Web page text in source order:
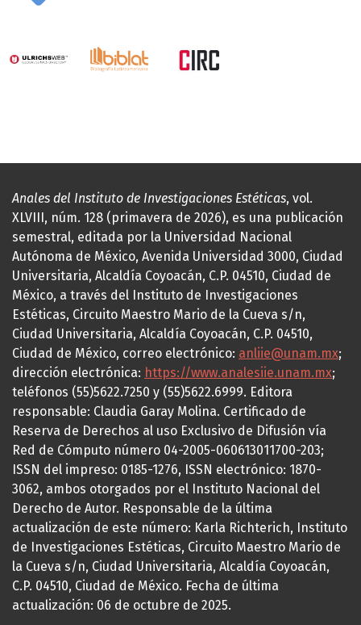
Anales del Instituto de Investigaciones Estéticas, vol.
XLVIII, núm. 128 (primavera de 2026), es una publicación
semestral, editada por la Universidad Nacional
Autónoma de México, Avenida Universidad 3000, Ciudad
Universitaria, Alcaldía Coyoacán, C.P. 04510, Ciudad de
México, a través del Instituto de Investigaciones
Estéticas, Circuito Maestro Mario de la Cueva s/n,
Ciudad Universitaria, Alcaldía Coyoacán, C.P. 04510,
Ciudad de México, correo electrónico: anliie@unam.mx;
dirección electrónica: https://www.analesiie.unam.mx;
teléfonos (55)5622.7250 y (55)5622.6999. Editora
responsable: Claudia Garay Molina. Certificado de
Reserva de Derechos al uso Exclusivo de Difusión vía
Red de Cómputo número 04-2005-060613011700-203;
ISSN del impreso: 0185-1276, ISSN electrónico: 1870-
3062, ambos otorgados por el Instituto Nacional del
Derecho de Autor. Responsable de la última
actualización de este número: Karla Richterich, Instituto
de Investigaciones Estéticas, Circuito Maestro Mario de
la Cueva s/n, Ciudad Universitaria, Alcaldía Coyoacán,
C.P. 04510, Ciudad de México. Fecha de última
actualización: 06 de octubre de 2025.